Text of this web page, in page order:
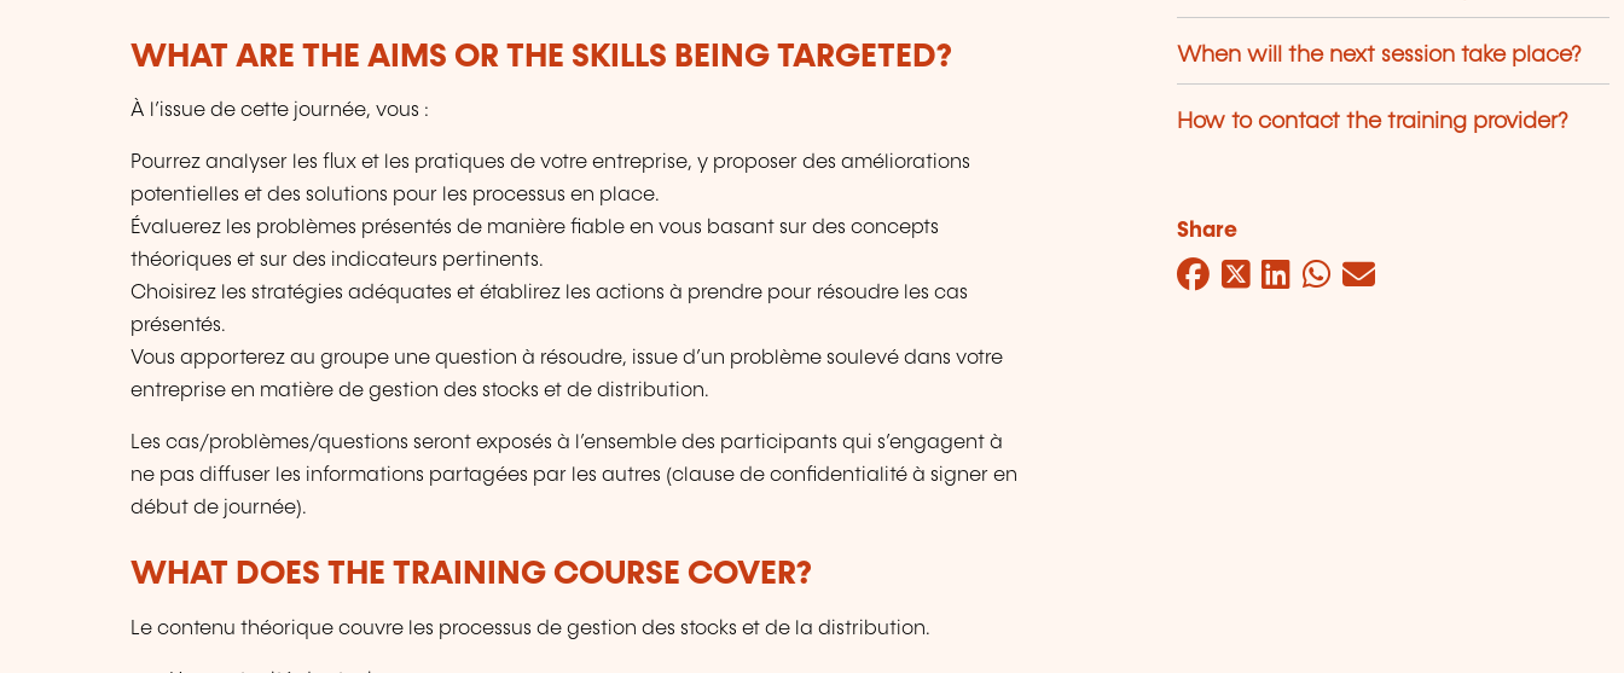
WHAT ARE THE AIMS OR THE SKILLS BEING TARGETED?
À l’issue de cette journée, vous :
Pourrez analyser les flux et les pratiques de votre entreprise, y proposer des améliorations
potentielles et des solutions pour les processus en place.
Évaluerez les problèmes présentés de manière fiable en vous basant sur des concepts
théoriques et sur des indicateurs pertinents.
Choisirez les stratégies adéquates et établirez les actions à prendre pour résoudre les cas
présentés.
Vous apporterez au groupe une question à résoudre, issue d’un problème soulevé dans votre
entreprise en matière de gestion des stocks et de distribution.
Les cas/problèmes/questions seront exposés à l’ensemble des participants qui s’engagent à
ne pas diffuser les informations partagées par les autres (clause de confidentialité à signer en
début de journée).
WHAT DOES THE TRAINING COURSE COVER?
Le contenu théorique couvre les processus de gestion des stocks et de la distribution.
When will the next session take place?
How to contact the training provider?
Share
Facebook
Twitter
LinkedIn
WhatsApp
Mail